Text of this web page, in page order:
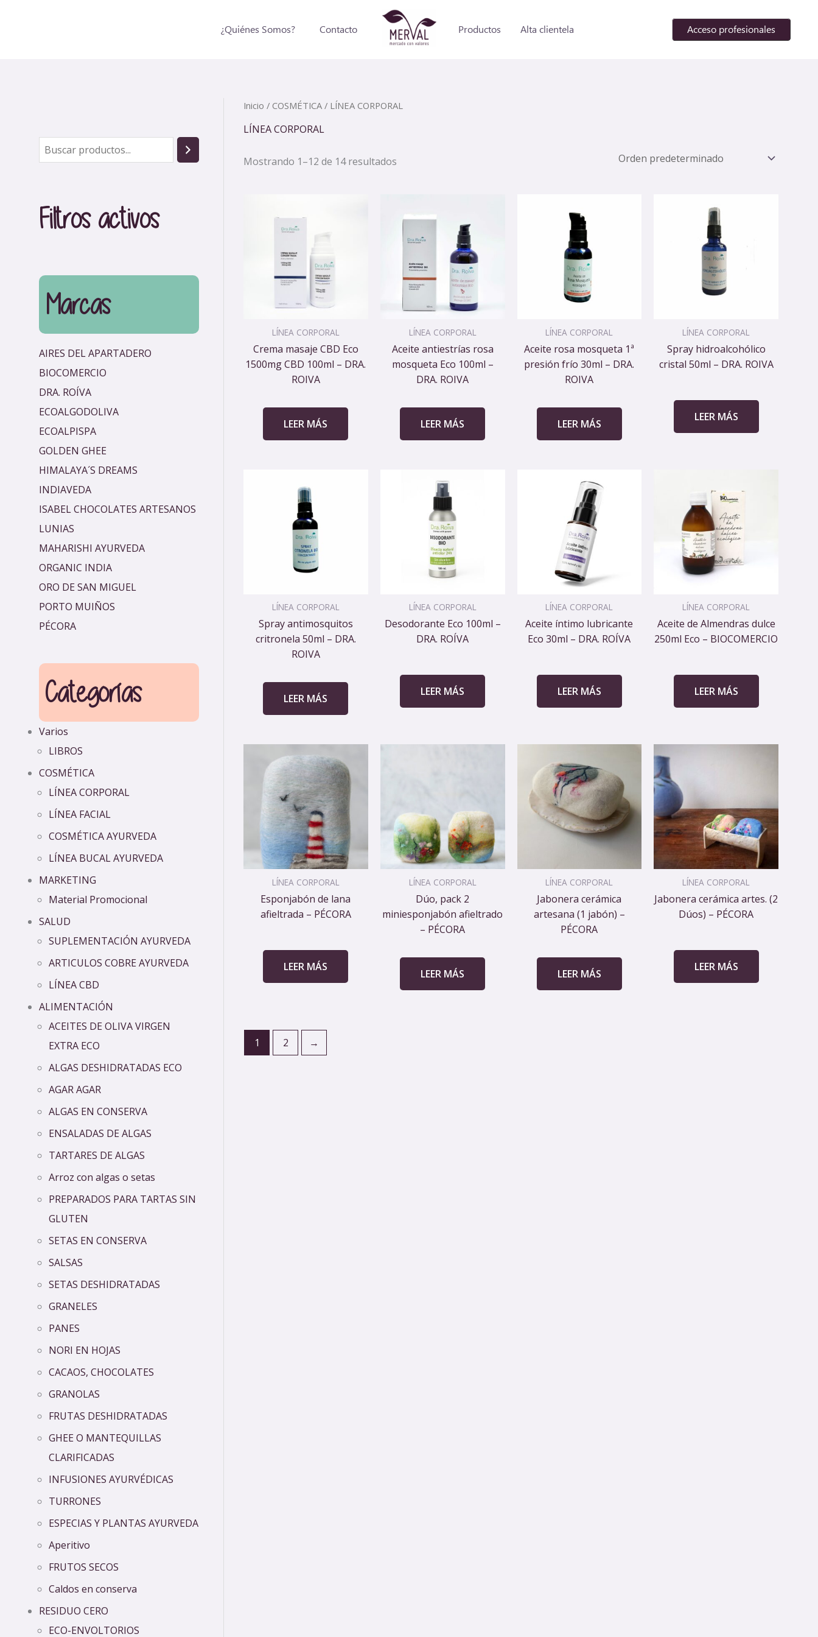
¿Quiénes Somos? Contacto Productos Alta clientela Acceso profesionales
u
c
a
Filtros activos
Marcas
AIRES DEL APARTADERO
BIOCOMERCIO
DRA. ROÍVA
ECOALGODOLIVA
ECOALPISPA
GOLDEN GHEE
HIMALAYA´S DREAMS
INDIAVEDA
ISABEL CHOCOLATES ARTESANOS
LUNIAS
MAHARISHI AYURVEDA
ORGANIC INDIA
ORO DE SAN MIGUEL
PORTO MUIÑOS
PÉCORA
Categorías
Varios
LIBROS
COSMÉTICA
LÍNEA CORPORAL
LÍNEA FACIAL
COSMÉTICA AYURVEDA
LÍNEA BUCAL AYURVEDA
MARKETING
Material Promocional
SALUD
SUPLEMENTACIÓN AYURVEDA
ARTICULOS COBRE AYURVEDA
LÍNEA CBD
ALIMENTACIÓN
ACEITES DE OLIVA VIRGEN
EXTRA ECO
ALGAS DESHIDRATADAS ECO
AGAR AGAR
ALGAS EN CONSERVA
ENSALADAS DE ALGAS
TARTARES DE ALGAS
Arroz con algas o setas
PREPARADOS PARA TARTAS SIN
GLUTEN
SETAS EN CONSERVA
SALSAS
SETAS DESHIDRATADAS
GRANELES
PANES
NORI EN HOJAS
CACAOS, CHOCOLATES
GRANOLAS
FRUTAS DESHIDRATADAS
GHEE O MANTEQUILLAS
CLARIFICADAS
INFUSIONES AYURVÉDICAS
TURRONES
ESPECIAS Y PLANTAS AYURVEDA
Aperitivo
FRUTOS SECOS
Caldos en conserva
RESIDUO CERO
ECO-ENVOLTORIOS
Inicio / COSMÉTICA / LÍNEA CORPORAL
LÍNEA CORPORAL
Mostrando 1–12 de 14 resultados
LÍNEA CORPORAL
Crema masaje CBD Eco
1500mg CBD 100ml – DRA.
ROIVA
LEER MÁS
LÍNEA CORPORAL
Aceite antiestrías rosa
mosqueta Eco 100ml –
DRA. ROIVA
LEER MÁS
LÍNEA CORPORAL
Aceite rosa mosqueta 1ª
presión frío 30ml – DRA.
ROIVA
LEER MÁS
LÍNEA CORPORAL
Spray hidroalcohólico
cristal 50ml – DRA. ROIVA
LEER MÁS
LÍNEA CORPORAL
Spray antimosquitos
critronela 50ml – DRA.
ROIVA
LEER MÁS
LÍNEA CORPORAL
Desodorante Eco 100ml –
DRA. ROÍVA
LEER MÁS
LÍNEA CORPORAL
Aceite íntimo lubricante
Eco 30ml – DRA. ROÍVA
LEER MÁS
LÍNEA CORPORAL
Aceite de Almendras dulce
250ml Eco – BIOCOMERCIO
LEER MÁS
LÍNEA CORPORAL
Esponjabón de lana
afieltrada – PÉCORA
LEER MÁS
LÍNEA CORPORAL
Dúo, pack 2
miniesponjabón afieltrado
– PÉCORA
LEER MÁS
LÍNEA CORPORAL
Jabonera cerámica
artesana (1 jabón) –
PÉCORA
LEER MÁS
LÍNEA CORPORAL
Jabonera cerámica artes. (2
Dúos) – PÉCORA
LEER MÁS
1 2 →